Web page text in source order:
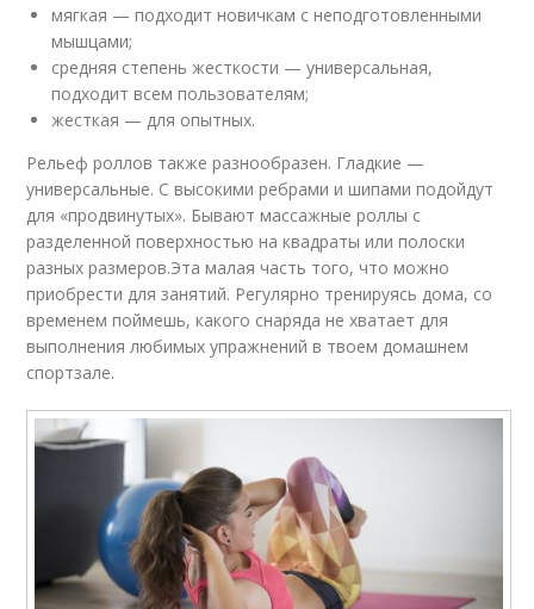
мягкая — подходит новичкам с неподготовленными
мышцами;
средняя степень жесткости — универсальная,
подходит всем пользователям;
жесткая — для опытных.
Рельеф роллов также разнообразен. Гладкие —
универсальные. С высокими ребрами и шипами подойдут
для «продвинутых». Бывают массажные роллы с
разделенной поверхностью на квадраты или полоски
разных размеров.Эта малая часть того, что можно
приобрести для занятий. Регулярно тренируясь дома, со
временем поймешь, какого снаряда не хватает для
выполнения любимых упражнений в твоем домашнем
спортзале.